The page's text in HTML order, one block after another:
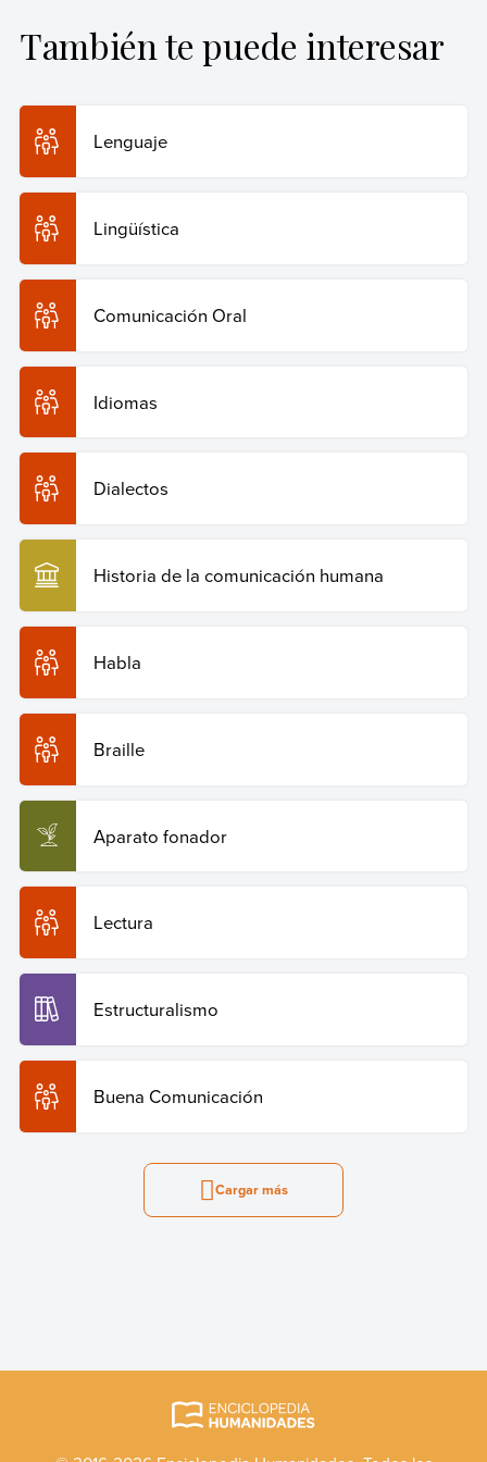
Equipo editorial, Etecé (14 de agosto de 2024).Lengua.
de 2026 de
Copiar cita
También te puede interesar
Lenguaje
Lingüística
Comunicación Oral
Idiomas
Dialectos
Historia de la comunicación humana
Habla
Braille
Aparato fonador
Lectura
Estructuralismo
Buena Comunicación
Cargar más